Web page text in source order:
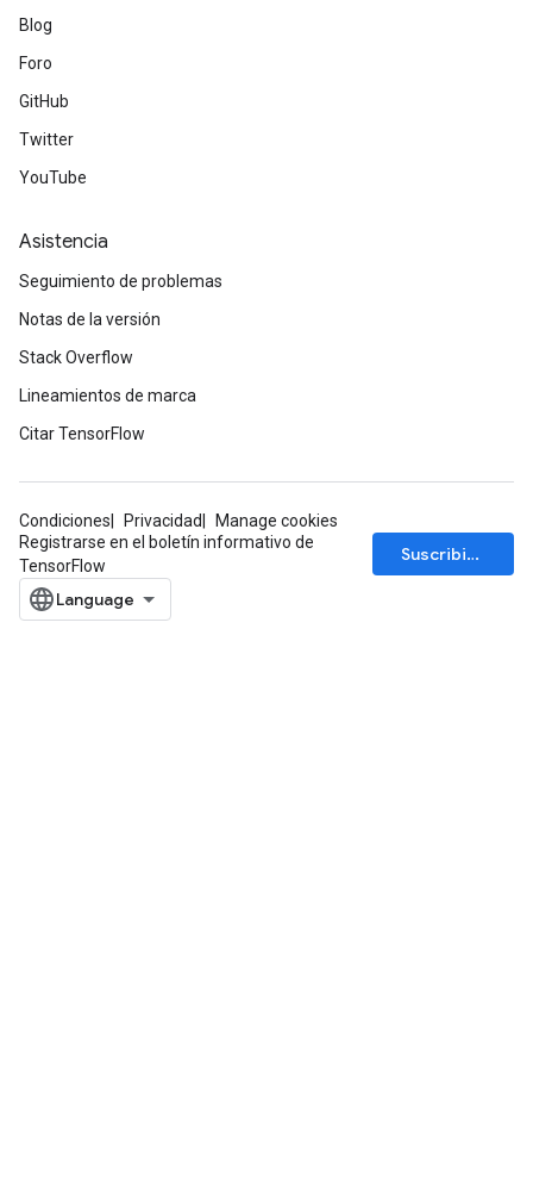
Blog
Foro
GitHub
Twitter
YouTube
Asistencia
Seguimiento de problemas
Notas de la versión
Stack Overflow
Lineamientos de marca
Citar TensorFlow
Condiciones Privacidad
Manage cookies
Registrarse en el boletín informativo de
TensorFlow
Suscribirse